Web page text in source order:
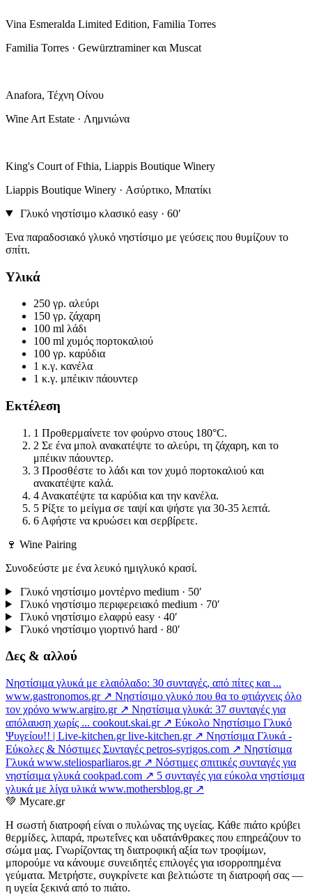
Vina Esmeralda Limited Edition, Familia Torres
Familia Torres · Gewürztraminer και Muscat
Anafora, Τέχνη Οίνου
Wine Art Estate · Λημνιώνα
King's Court of Fthia, Liappis Boutique Winery
Liappis Boutique Winery · Ασύρτικο, Μπατίκι
Γλυκό νηστίσιμο κλασικό easy · 60′
Ένα παραδοσιακό γλυκό νηστίσιμο με γεύσεις που θυμίζουν το
σπίτι.
Υλικά
250 γρ. αλεύρι
150 γρ. ζάχαρη
100 ml λάδι
100 ml χυμός πορτοκαλιού
100 γρ. καρύδια
1 κ.γ. κανέλα
1 κ.γ. μπέικιν πάουντερ
Εκτέλεση
1 Προθερμαίνετε τον φούρνο στους 180°C.
2 Σε ένα μπολ ανακατέψτε το αλεύρι, τη ζάχαρη, και το
μπέικιν πάουντερ.
3 Προσθέστε το λάδι και τον χυμό πορτοκαλιού και
ανακατέψτε καλά.
4 Ανακατέψτε τα καρύδια και την κανέλα.
5 Ρίξτε το μείγμα σε ταψί και ψήστε για 30-35 λεπτά.
6 Αφήστε να κρυώσει και σερβίρετε.
🍷 Wine Pairing
Συνοδεύστε με ένα λευκό ημιγλυκό κρασί.
Γλυκό νηστίσιμο μοντέρνο medium · 50′
Γλυκό νηστίσιμο περιφερειακό medium · 70′
Γλυκό νηστίσιμο ελαφρύ easy · 40′
Γλυκό νηστίσιμο γιορτινό hard · 80′
Δες & αλλού
Νηστίσιμα γλυκά με ελαιόλαδο: 30 συνταγές, από πίτες και ...
www.gastronomos.gr ↗ Νηστίσιμο γλυκό που θα το φτιάχνεις όλο
τον χρόνο www.argiro.gr ↗ Νηστίσιμα γλυκά: 37 συνταγές για
απόλαυση χωρίς ... cookout.skai.gr ↗ Εύκολο Νηστίσιμο Γλυκό
Ψυγείου!! | Live-kitchen.gr live-kitchen.gr ↗ Νηστίσιμα Γλυκά -
Εύκολες & Νόστιμες Συνταγές petros-syrigos.com ↗ Νηστίσιμα
Γλυκά www.steliosparliaros.gr ↗ Νόστιμες σπιτικές συνταγές για
νηστίσιμα γλυκά cookpad.com ↗ 5 συνταγές για εύκολα νηστίσιμα
γλυκά με λίγα υλικά www.mothersblog.gr ↗
💚 Mycare.gr
Η σωστή διατροφή είναι ο πυλώνας της υγείας. Κάθε πιάτο κρύβει
θερμίδες, λιπαρά, πρωτεΐνες και υδατάνθρακες που επηρεάζουν το
σώμα μας. Γνωρίζοντας τη διατροφική αξία των τροφίμων,
μπορούμε να κάνουμε συνειδητές επιλογές για ισορροπημένα
γεύματα. Μετρήστε, συγκρίνετε και βελτιώστε τη διατροφή σας —
η υγεία ξεκινά από το πιάτο.